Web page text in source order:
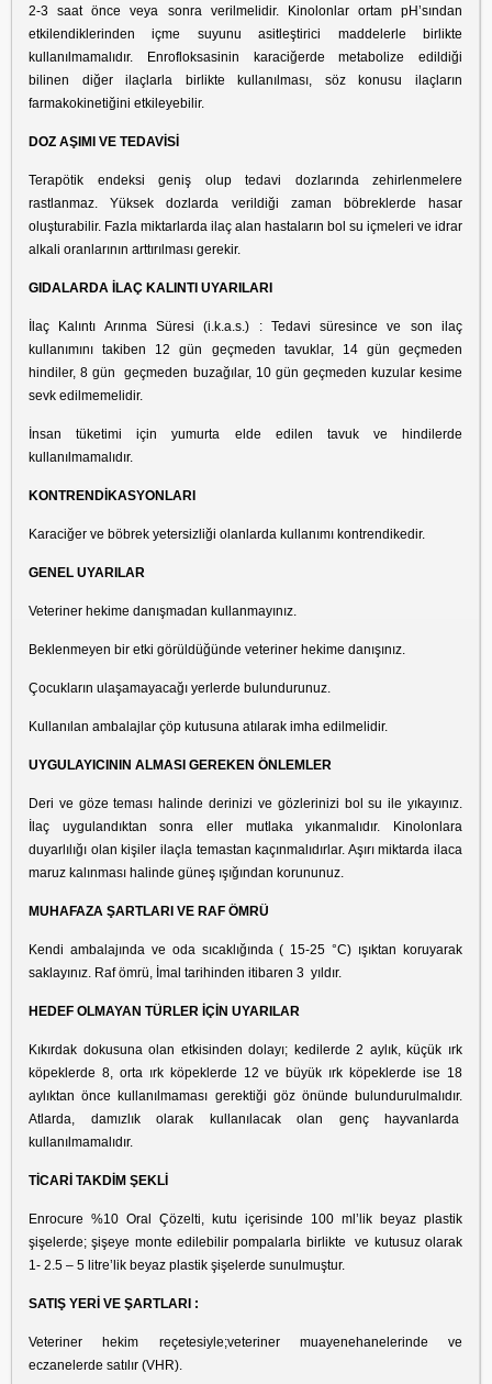
2-3 saat önce veya sonra verilmelidir. Kinolonlar ortam pH’sından
etkilendiklerinden içme suyunu asitleştirici maddelerle birlikte
kullanılmamalıdır. Enrofloksasinin karaciğerde metabolize edildiği
bilinen diğer ilaçlarla birlikte kullanılması, söz konusu ilaçların
farmakokinetiğini etkileyebilir.
DOZ AŞIMI VE TEDAVİSİ
Terapötik endeksi geniş olup tedavi dozlarında zehirlenmelere
rastlanmaz. Yüksek dozlarda verildiği zaman böbreklerde hasar
oluşturabilir. Fazla miktarlarda ilaç alan hastaların bol su içmeleri ve idrar
alkali oranlarının arttırılması gerekir.
GIDALARDA İLAÇ KALINTI UYARILARI
İlaç Kalıntı Arınma Süresi (i.k.a.s.) : Tedavi süresince ve son ilaç
kullanımını takiben 12 gün geçmeden tavuklar, 14 gün geçmeden
hindiler, 8 gün geçmeden buzağılar, 10 gün geçmeden kuzular kesime
sevk edilmemelidir.
İnsan tüketimi için yumurta elde edilen tavuk ve hindilerde
kullanılmamalıdır.
KONTRENDİKASYONLARI
Karaciğer ve böbrek yetersizliği olanlarda kullanımı kontrendikedir.
GENEL UYARILAR
Veteriner hekime danışmadan kullanmayınız.
Beklenmeyen bir etki görüldüğünde veteriner hekime danışınız.
Çocukların ulaşamayacağı yerlerde bulundurunuz.
Kullanılan ambalajlar çöp kutusuna atılarak imha edilmelidir.
UYGULAYICININ ALMASI GEREKEN ÖNLEMLER
Deri ve göze teması halinde derinizi ve gözlerinizi bol su ile yıkayınız.
İlaç uygulandıktan sonra eller mutlaka yıkanmalıdır. Kinolonlara
duyarlılığı olan kişiler ilaçla temastan kaçınmalıdırlar. Aşırı miktarda ilaca
maruz kalınması halinde güneş ışığından korununuz.
MUHAFAZA ŞARTLARI VE RAF ÖMRÜ
Kendi ambalajında ve oda sıcaklığında ( 15-25 °C) ışıktan koruyarak
saklayınız. Raf ömrü, İmal tarihinden itibaren 3 yıldır.
HEDEF OLMAYAN TÜRLER İÇİN UYARILAR
Kıkırdak dokusuna olan etkisinden dolayı; kedilerde 2 aylık, küçük ırk
köpeklerde 8, orta ırk köpeklerde 12 ve büyük ırk köpeklerde ise 18
aylıktan önce kullanılmaması gerektiği göz önünde bulundurulmalıdır.
Atlarda, damızlık olarak kullanılacak olan genç hayvanlarda
kullanılmamalıdır.
TİCARİ TAKDİM ŞEKLİ
Enrocure %10 Oral Çözelti, kutu içerisinde 100 ml’lik beyaz plastik
şişelerde; şişeye monte edilebilir pompalarla birlikte ve kutusuz olarak
1- 2.5 – 5 litre’lik beyaz plastik şişelerde sunulmuştur.
SATIŞ YERİ VE ŞARTLARI :
Veteriner hekim reçetesiyle;veteriner muayenehanelerinde ve
eczanelerde satılır (VHR).